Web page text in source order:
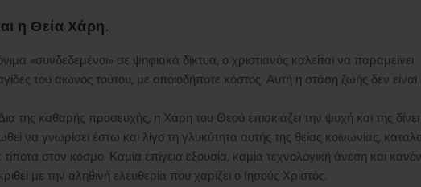
η Θεία Χάρη.
«συνδεδεμένοι» σε ψηφιακά δίκτυα, ο χριστιανός καλείται να παραμείνει
του αιώνος τούτου, με οποιοδήποτε κόστος. Αυτή η στάση ζωής δεν είναι
της καθαρής προσευχής, η Χάρη του Θεού επισκιάζει την ψυχή και της δίνει
να γνωρίσει έστω και λίγο τη γλυκύτητα αυτής της θείας κοινωνίας,
στον κόσμο. Καμία επίγεια εξουσία, καμία τεχνολογική άνεση και
με την αληθινή ελευθερία που χαρίζει ο Ιησούς Χριστός.